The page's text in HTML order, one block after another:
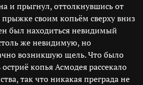
и прыгнул, оттолкнувшись от
прыжке своим копьём сверху вниз
был находиться невидимый
же невидимую, но
возникшую щель. Что было
копья Асмодея рассекало
так что никакая преграда не